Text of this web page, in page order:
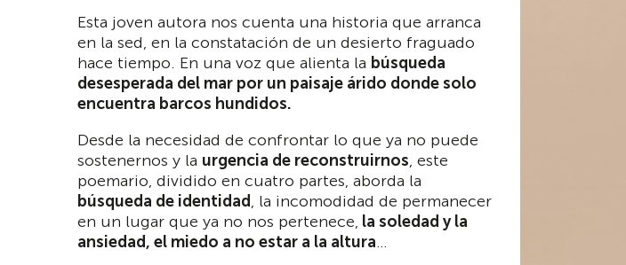
Esta joven autora nos cuenta una historia que arranca
en la sed, en la constatación de un desierto fraguado
hace tiempo. En una voz que alienta la búsqueda
desesperada del mar por un paisaje árido donde solo
encuentra barcos hundidos.
Desde la necesidad de confrontar lo que ya no puede
sostenernos y la urgencia de reconstruirnos, este
poemario, dividido en cuatro partes, aborda la
búsqueda de identidad, la incomodidad de permanecer
en un lugar que ya no nos pertenece, la soledad y la
ansiedad, el miedo a no estar a la altura…